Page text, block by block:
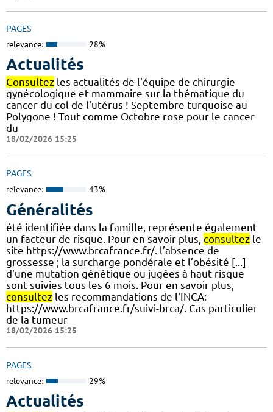
PAGES
relevance: 28%
Actualités
Consultez les actualités de l'équipe de chirurgie
gynécologique et mammaire sur la thématique du
cancer du col de l'utérus ! Septembre turquoise au
Polygone ! Tout comme Octobre rose pour le cancer
du
18/02/2026 15:25
PAGES
relevance: 43%
Généralités
été identifiée dans la famille, représente également
un facteur de risque. Pour en savoir plus, consultez le
site https://www.brcafrance.fr/. l’absence de
grossesse ; la surcharge pondérale et l’obésité [...]
d'une mutation génétique ou jugées à haut risque
sont suivies tous les 6 mois. Pour en savoir plus,
consultez les recommandations de l'INCA:
https://www.brcafrance.fr/suivi-brca/. Cas particulier
de la tumeur
18/02/2026 15:25
PAGES
relevance: 29%
Actualités